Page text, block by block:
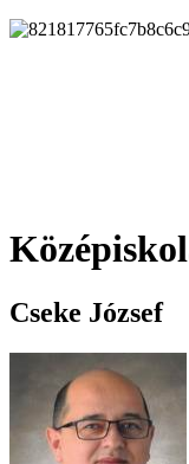
Cseke József